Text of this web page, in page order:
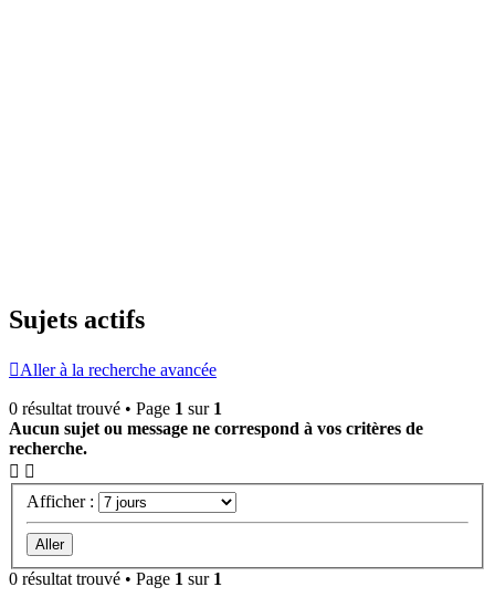
Sujets actifs
Aller à la recherche avancée
0 résultat trouvé • Page 1 sur 1
Aucun sujet ou message ne correspond à vos critères de
recherche.
Afficher :
0 résultat trouvé • Page 1 sur 1